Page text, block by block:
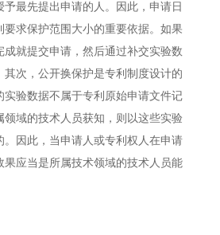
最先提出申请的人。因此，申请日
求保护范围大小的重要依据。如果
就提交申请，然后通过补交实验数
次，公开换保护是专利制度设计的
验数据不属于专利原始申请文件记
域的技术人员获知，则以这些实验
因此，当申请人或专利权人在申请
应当是所属技术领域的技术人员能